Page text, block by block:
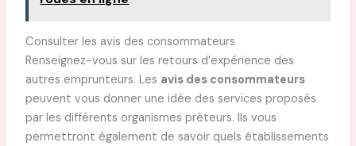
Consulter les avis des consommateurs
Renseignez-vous sur les retours d’expérience des
autres emprunteurs. Les avis des consommateurs
peuvent vous donner une idée des services proposés
par les différents organismes prêteurs. Ils vous
permettront également de savoir quels établissements